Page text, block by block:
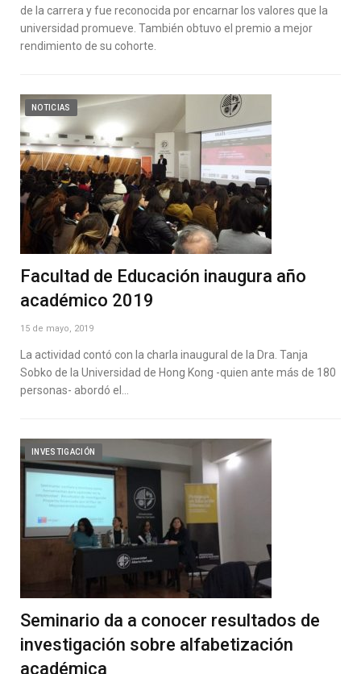
de la carrera y fue reconocida por encarnar los valores que la
universidad promueve. También obtuvo el premio a mejor
rendimiento de su cohorte.
NOTICIAS
Facultad de Educación inaugura año
académico 2019
15 de mayo, 2019
La actividad contó con la charla inaugural de la Dra. Tanja
Sobko de la Universidad de Hong Kong -quien ante más de 180
personas- abordó el…
INVESTIGACIÓN
Seminario da a conocer resultados de
investigación sobre alfabetización
académica